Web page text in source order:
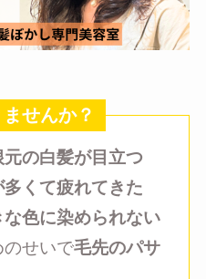
せんか？
の白髪が目立つ
多くて疲れてきた
な色に染められない
のせいで毛先のパサ